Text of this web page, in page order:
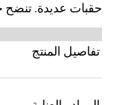
حقبات عديدة. تنضح
تفاصيل المنتج